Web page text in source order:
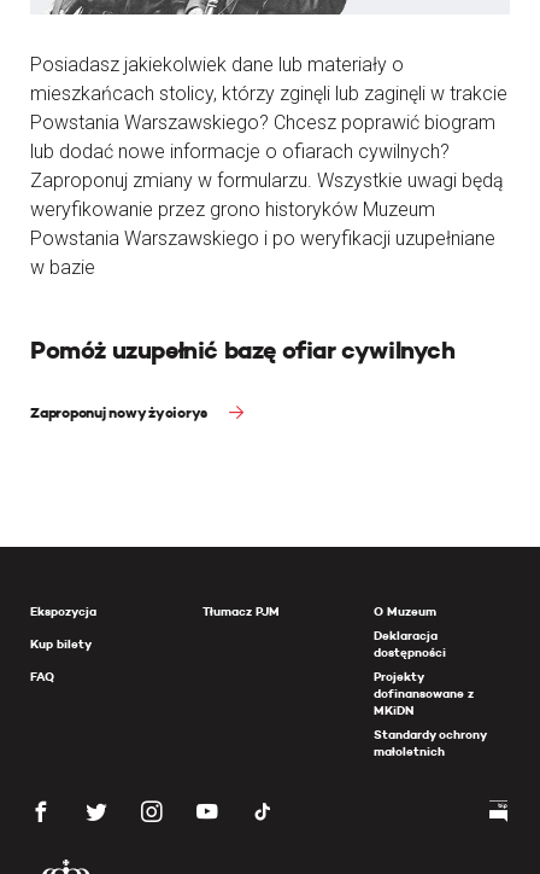
Posiadasz jakiekolwiek dane lub materiały o
mieszkańcach stolicy, którzy zginęli lub zaginęli w trakcie
Powstania Warszawskiego? Chcesz poprawić biogram
lub dodać nowe informacje o ofiarach cywilnych?
Zaproponuj zmiany w formularzu. Wszystkie uwagi będą
weryfikowanie przez grono historyków Muzeum
Powstania Warszawskiego i po weryfikacji uzupełniane
w bazie
Pomóż uzupełnić bazę ofiar cywilnych
Zaproponuj nowy życiorys
Ekspozycja
Kup bilety
FAQ
Tłumacz PJM
O Muzeum
Deklaracja
dostępności
Projekty
dofinansowane z
MKiDN
Standardy ochrony
małoletnich